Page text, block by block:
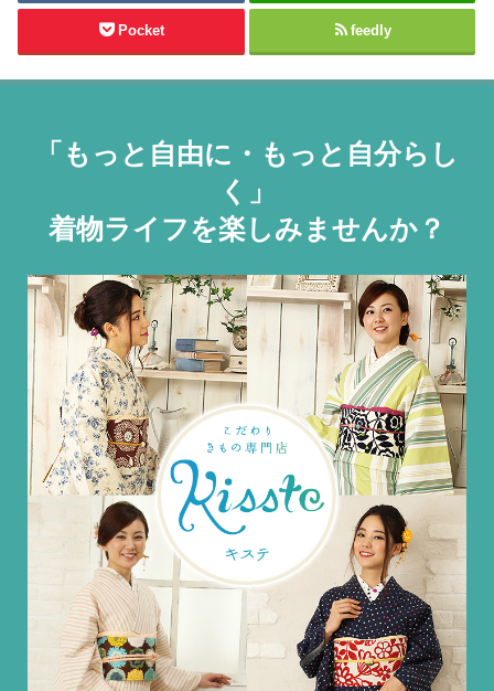
Pocket feedly
「もっと自由に・もっと自分らし
く」
着物ライフを楽しみませんか？